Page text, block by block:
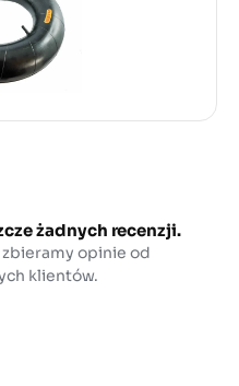
żadnych recenzji.
opinie od
klientów.